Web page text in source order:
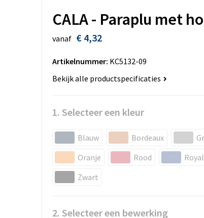
CALA - Paraplu met
vanaf € 4,32
Artikelnummer: KC5132-09
Bekijk alle productspecificaties
1. Selecteer een kleur
Blauw Bordeaux
Oranje
Rood
Zwart
2. Selecteer een bewerking